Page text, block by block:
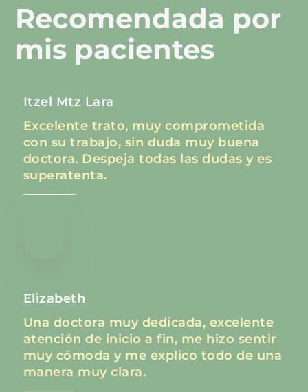
Recomendada por
mis pacientes
Itzel Mtz Lara
Excelente trato, muy comprometida
con su trabajo, sin duda muy buena
doctora. Despeja todas las dudas y es
superatenta.
Elizabeth
Una doctora muy dedicada, excelente
atención de inicio a fin, me hizo sentir
muy cómoda y me explico todo de una
manera muy clara.